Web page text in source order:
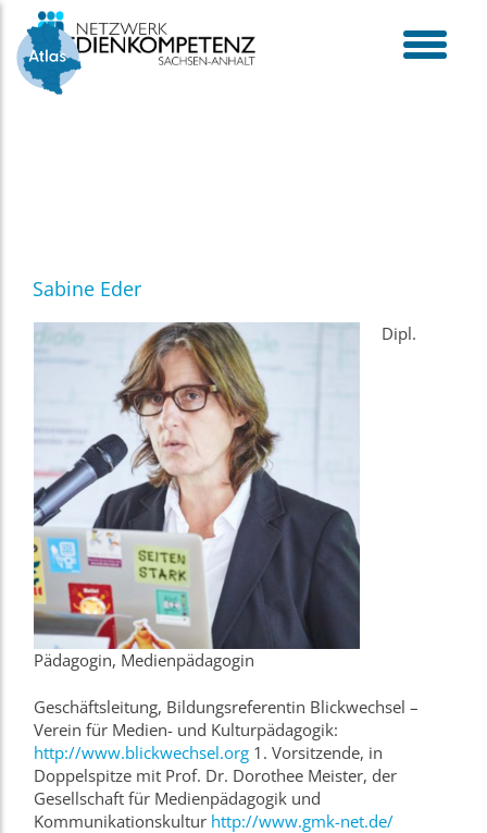
toggle
menu
Skip
content
Sabine Eder
Dipl.
Pädagogin, Medienpädagogin
Geschäftsleitung, Bildungsreferentin Blickwechsel –
Verein für Medien- und Kulturpädagogik:
http://www.blickwechsel.org 1. Vorsitzende, in
Doppelspitze mit Prof. Dr. Dorothee Meister, der
Gesellschaft für Medienpädagogik und
Kommunikationskultur http://www.gmk-net.de/